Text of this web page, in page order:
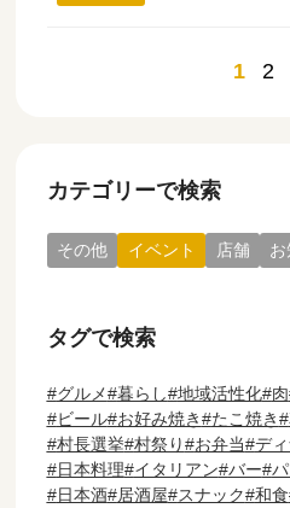
1 2
カテゴリーで検索
その他 イベント 店舗
タグで検索
グルメ 暮らし 地域活性化 肉
ビール お好み焼き たこ焼き
村長選挙 村祭り お弁当 デ
日本料理 イタリアン バー
日本酒 居酒屋 スナック 和食